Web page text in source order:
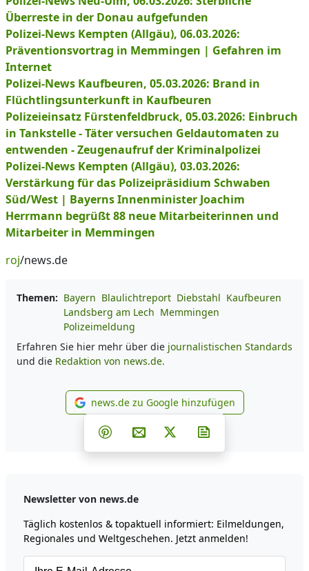
Überreste in der Donau aufgefunden
Polizei-News Kempten (Allgäu), 06.03.2026:
Präventionsvortrag in Memmingen | Gefahren im
Internet
Polizei-News Kaufbeuren, 05.03.2026: Brand in
Flüchtlingsunterkunft in Kaufbeuren
Polizeieinsatz Fürstenfeldbruck, 05.03.2026: Einbruch
in Tankstelle - Täter versuchen Geldautomaten zu
entwenden - Zeugenaufruf der Kriminalpolizei
Polizei-News Kempten (Allgäu), 03.03.2026:
Verstärkung für das Polizeipräsidium Schwaben
Süd/West | Bayerns Innenminister Joachim
Herrmann begrüßt 88 neue Mitarbeiterinnen und
Mitarbeiter in Memmingen
roj/news.de
Themen: Bayern Blaulichtreport Diebstahl Kaufbeuren
Landsberg am Lech Memmingen
Polizeimeldung
Erfahren Sie hier mehr über die journalistischen Standards
und die Redaktion von news.de.
news.de zu Google
news.de zu Google hinzufügen
Teilen auf Facebook
Teilen auf Whatsapp
Teilen auf Telegram
Teilen auf Pinterest
Per E-Mail teilen
Post auf X
Newsletter von news.de
Täglich kostenlos & topaktuell informiert: Eilmeldungen,
Regionales und Weltgeschehen. Jetzt anmelden!